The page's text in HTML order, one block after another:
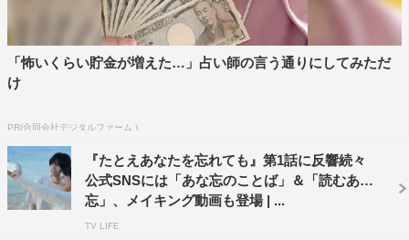
「怖いくらい貯金が増えた…」占い師の言う通りにしてみただ
け
PR(合同会社デジタルファーム )
『たとえあなたを忘れても』第1話に反響続々
公式SNSには「あな忘のことば」＆「読むあな
忘」、メイキング動画も登場 | ...
TV LIFE